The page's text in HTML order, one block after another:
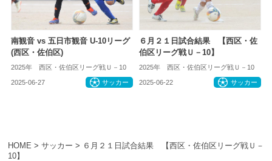
HOME > サッカー > ６月２１日試合結果 【西区・佐伯区リーグ戦Ｕ－
10】
南観音 vs 五日市観音 U-10リーグ
(西区・佐伯区)
2025年 西区・佐伯区リーグ戦Ｕ－10
2025-06-27 サッカー
６月２１日試合結果 【西区・佐
伯区リーグ戦Ｕ－10】
2025年 西区・佐伯区リーグ戦Ｕ－10
2025-06-22 サッカー